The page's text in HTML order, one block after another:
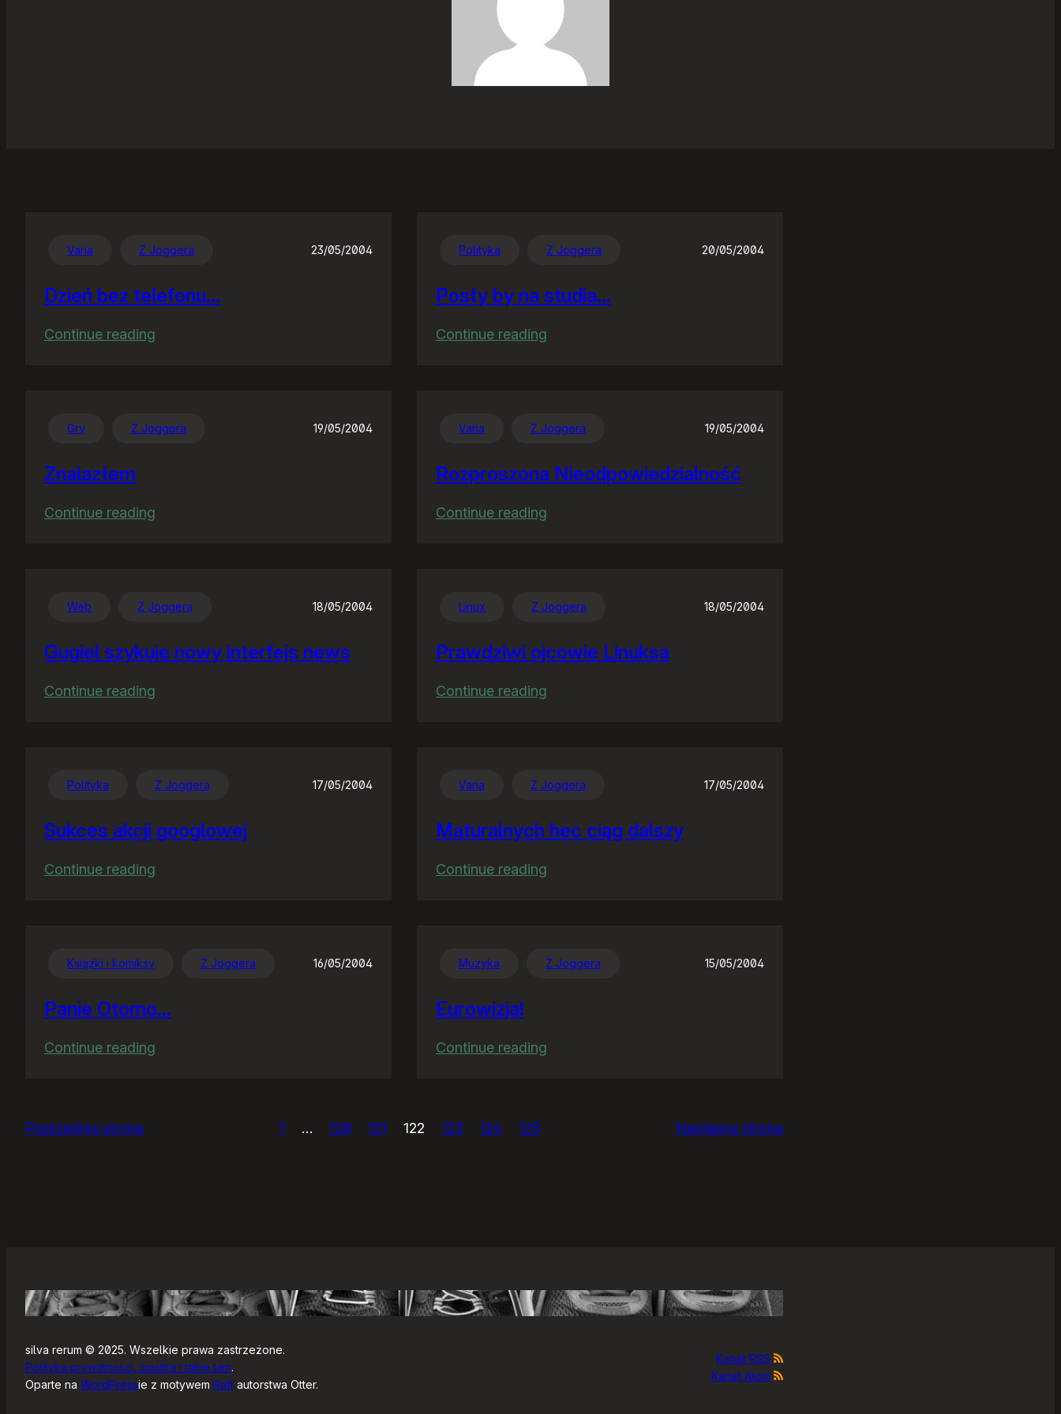
Varia Z Joggera 23/05/2004
Dzień bez telefonu…
Continue reading
Polityka Z Joggera 20/05/2004
Posły by na studia…
Continue reading
studia…
Gry Z Joggera 19/05/2004
Znalazłem
Continue reading
Varia Z Joggera 19/05/2004
Rozproszona Nieodpowiedzialność
Continue reading
Web Z Joggera 18/05/2004
Gugiel szykuje nowy interfejs news
Continue reading
interfejs
Linux Z Joggera 18/05/2004
Prawdziwi ojcowie Linuksa
Continue reading
Polityka Z Joggera 17/05/2004
Sukces akcji googlowej
Continue reading
Varia Z Joggera 17/05/2004
Maturalnych hec ciąg dalszy
Continue reading
dalszy
Książki i komiksy Z Joggera 16/05/2004
Panie Otomo…
Continue reading
Muzyka Z Joggera 15/05/2004
Eurowizja!
Continue reading
Poprzednia strona 1 … 120 121 122 123 124 125 Następna strona
silva rerum © 2025. Wszelkie prawa zastrzeżone.
Polityka prywatności, ciastka i takie tam.
Oparte na WordPressie z motywem Raft autorstwa Otter.
Kanał RSS
Kanał Atom